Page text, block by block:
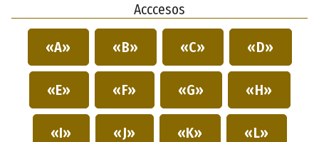
Acccesos
«A» «B» «C» «D»
«E» «F» «G» «H»
«I» «J» «K» «L»